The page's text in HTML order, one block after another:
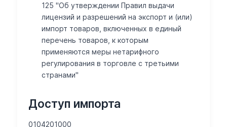
125 "Об утверждении Правил выдачи
лицензий и разрешений на экспорт и (или)
импорт товаров, включенных в единый
перечень товаров, к которым
применяются меры нетарифного
регулирования в торговле с третьими
странами"
Доступ импорта
0104201000